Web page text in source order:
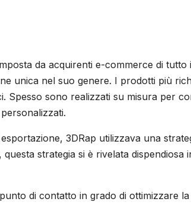
da acquirenti e-commerce di
unica nel suo genere. I prodotti più
Spesso sono realizzati su misura per
3DRap utilizzava una
strategia si è rivelata
di contatto in grado di ottimizzare